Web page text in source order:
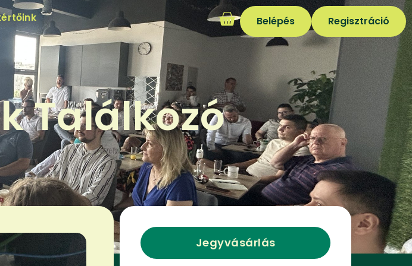
Belépés Regisztráció
Találkozó
Jegyvásárlás